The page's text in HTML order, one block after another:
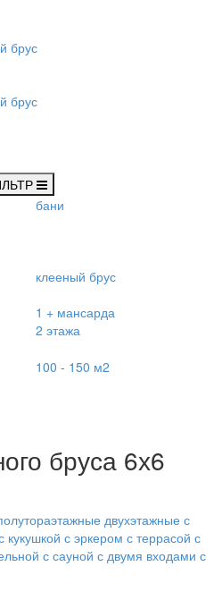
брус
брус
бани
клееный брус
1 + мансарда
2 этажа
100 - 150 м2
бруса 6х6
двухэтажные с
кукушкой с эркером с террасой с
с сауной с двумя входами с